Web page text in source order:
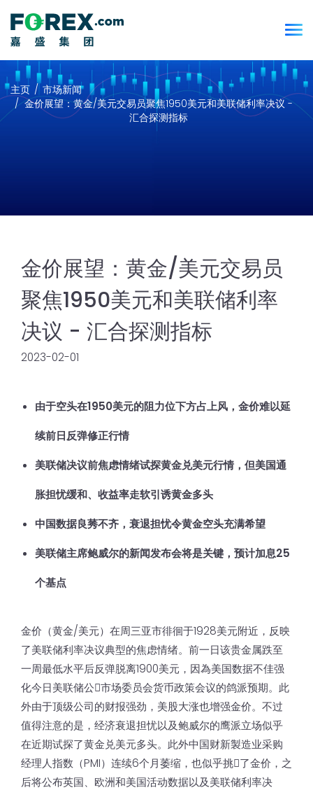
主页
市场新闻
金价展望：黄金/美元交易员聚焦1950美元和美联储利率决议 -
汇合探测指标
金价展望：黄金/美元交易员
聚焦1950美元和美联储利率
决议 - 汇合探测指标
2023-02-01
由于空头在1950美元的阻力位下方占上风，金价难以延
续前日反弹修正行情
美联储决议前焦虑情绪试探黄金兑美元行情，但美国通
胀担忧缓和、收益率走软引诱黄金多头
中国数据良莠不齐，衰退担忧令黄金空头充满希望
美联储主席鲍威尔的新闻发布会将是关键，预计加息25
个基点
金价（黄金/美元）在周三亚市徘徊于1928美元附近，反映
了美联储利率决议典型的焦虑情绪。前一日该贵金属跌至
一周最低水平后反弹脱离1900美元，因為美国数据不佳强
化今日美联储公𫔭市场委员会货币政策会议的鸽派预期。此
外由于顶级公司的财报强劲，美股大涨也增强金价。不过
值得注意的是，经济衰退担忧以及鲍威尔的鹰派立场似乎
在近期试探了黄金兑美元多头。此外中国财新製造业采购
经理人指数（PMI）连续6个月萎缩，也似乎挑𢧐了金价，之
后将公布英国、欧洲和美国活动数据以及美联储利率决